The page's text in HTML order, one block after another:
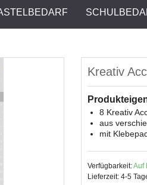
Kreativ
8 Kreativ
aus
mit
Verfügbarkeit:Auf
Lieferzeit: 4-5